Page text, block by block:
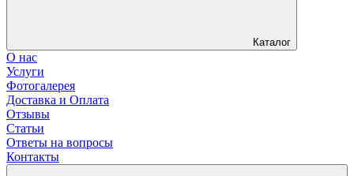
Каталог
О нас
Услуги
Фотогалерея
Доставка и Оплата
Отзывы
Статьи
Ответы на вопросы
Контакты